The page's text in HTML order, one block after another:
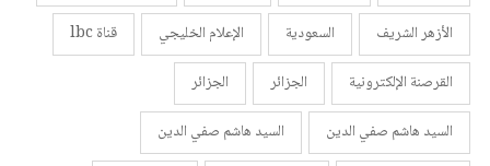
الأزهر الشريف
السعودية الإعلام الخليجي
قناة lbc
القرصنة الإلكترونية
الجزائر
الجزائر
السيد هاشم صفي الدين
السيد هاشم صفي الدين